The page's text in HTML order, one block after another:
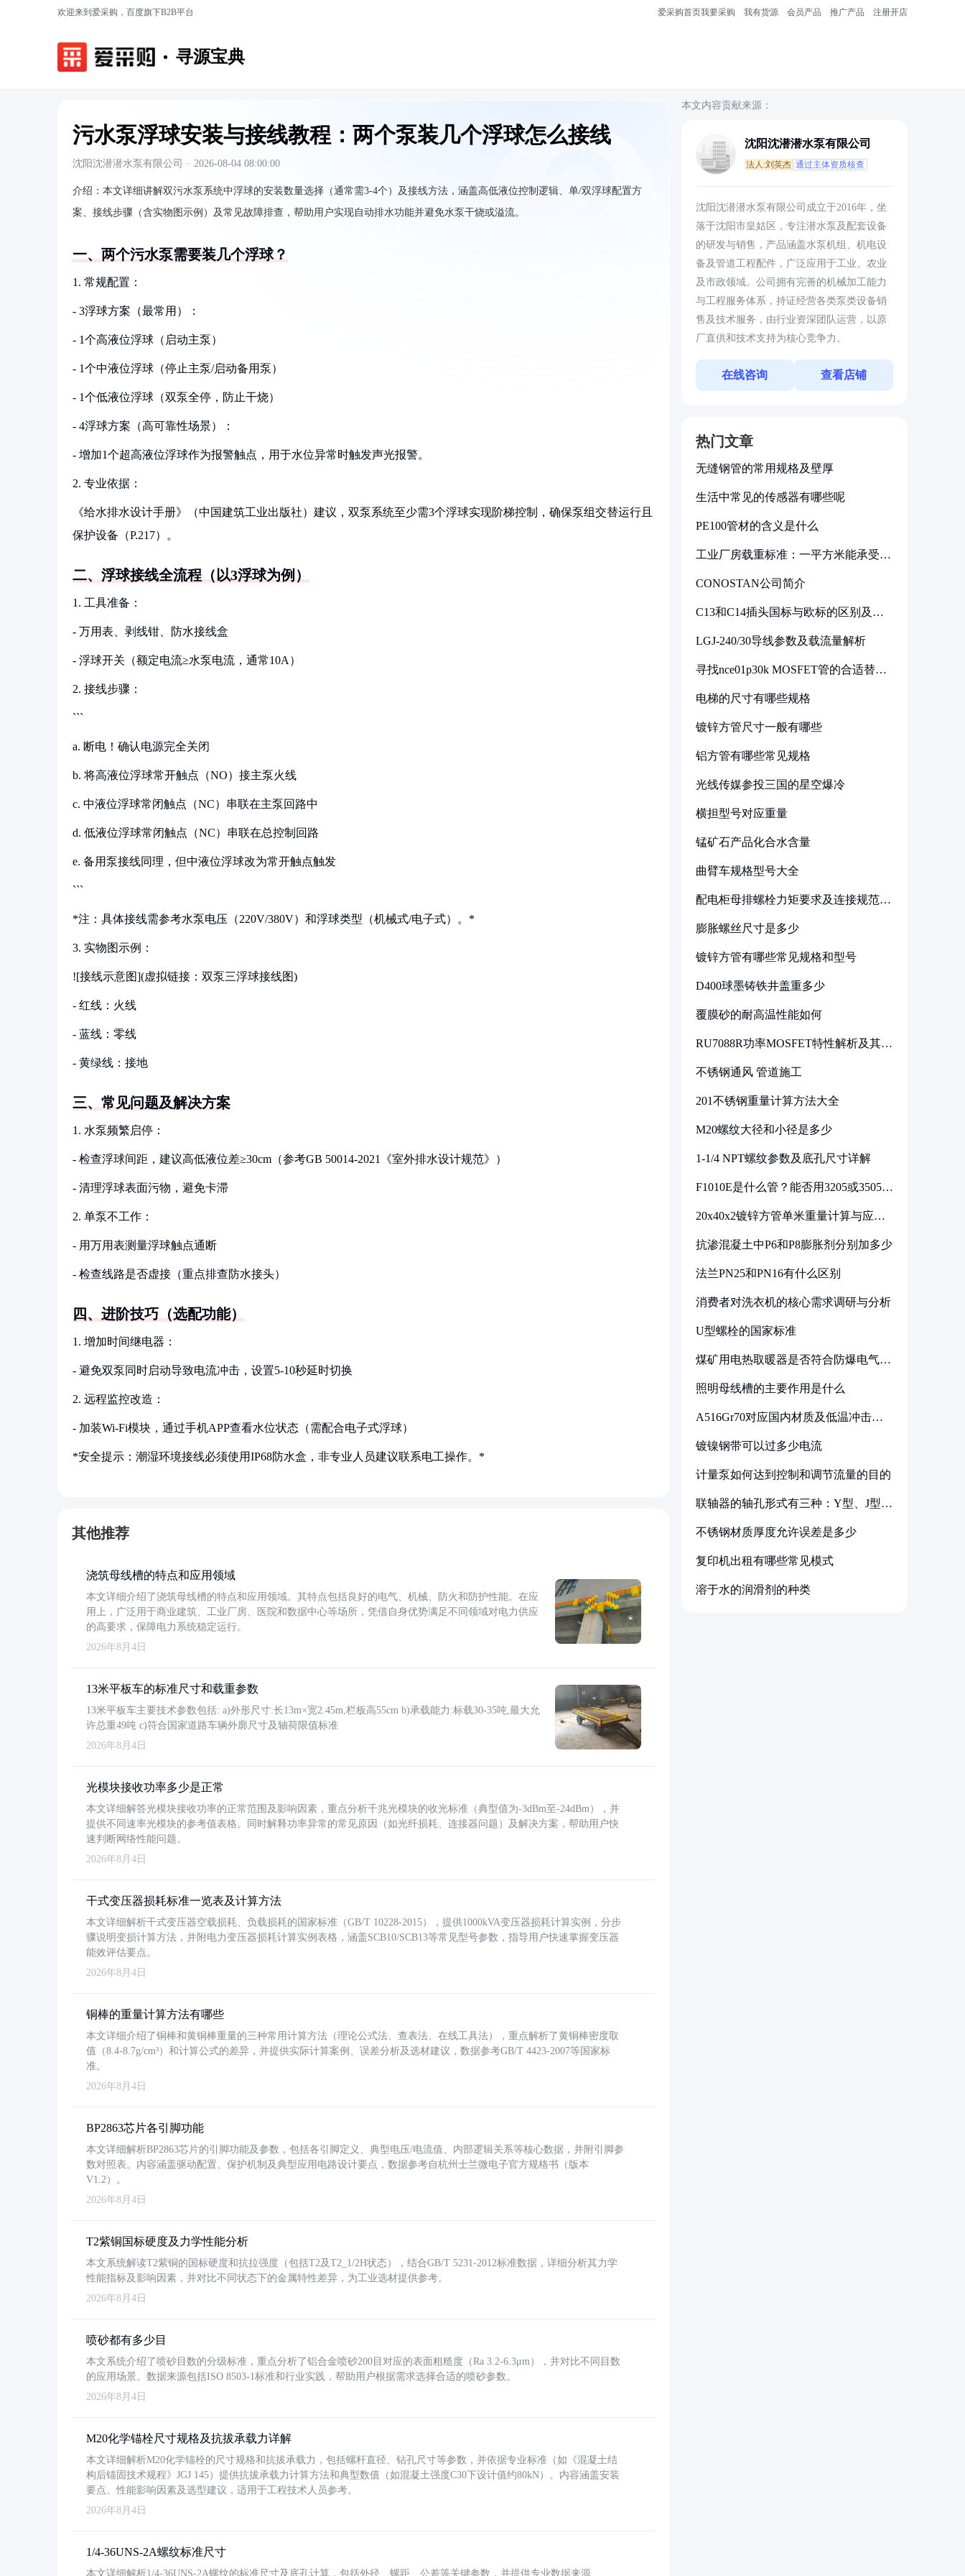
欢迎来到爱采购，百度旗下B2B平台 爱采购首页我要采购 我有货源 会员产品 推广产品 注册开店
寻源宝典
污水泵浮球安装与接线教程：两个泵装几个浮球怎么接线
沈阳沈潜潜水泵有限公司 · 2026-08-04 08:00:00
介绍： 本文详细讲解双污水泵系统中浮球的安装数量选择（通常需3-4个）及接线方法，涵盖高低液位控制逻辑、单/双浮球配置方
案、接线步骤（含实物图示例）及常见故障排查，帮助用户实现自动排水功能并避免水泵干烧或溢流。
一、两个污水泵需要装几个浮球？
1. 常规配置：
- 3浮球方案（最常用）：
- 1个高液位浮球（启动主泵）
- 1个中液位浮球（停止主泵/启动备用泵）
- 1个低液位浮球（双泵全停，防止干烧）
- 4浮球方案（高可靠性场景）：
- 增加1个超高液位浮球作为报警触点，用于水位异常时触发声光报警。
2. 专业依据：
《给水排水设计手册》（中国建筑工业出版社）建议，双泵系统至少需3个浮球实现阶梯控制，确保泵组交替运行且
保护设备（P.217）。
二、浮球接线全流程（以3浮球为例）
1. 工具准备：
- 万用表、剥线钳、防水接线盒
- 浮球开关（额定电流≥水泵电流，通常10A）
2. 接线步骤：
```
a. 断电！确认电源完全关闭
b. 将高液位浮球常开触点（NO）接主泵火线
c. 中液位浮球常闭触点（NC）串联在主泵回路中
d. 低液位浮球常闭触点（NC）串联在总控制回路
e. 备用泵接线同理，但中液位浮球改为常开触点触发
```
*注：具体接线需参考水泵电压（220V/380V）和浮球类型（机械式/电子式）。*
3. 实物图示例：
![接线示意图](虚拟链接：双泵三浮球接线图)
- 红线：火线
- 蓝线：零线
- 黄绿线：接地
三、常见问题及解决方案
1. 水泵频繁启停：
- 检查浮球间距，建议高低液位差≥30cm（参考GB 50014-2021《室外排水设计规范》）
- 清理浮球表面污物，避免卡滞
2. 单泵不工作：
- 用万用表测量浮球触点通断
- 检查线路是否虚接（重点排查防水接头）
四、进阶技巧（选配功能）
1. 增加时间继电器：
- 避免双泵同时启动导致电流冲击，设置5-10秒延时切换
2. 远程监控改造：
- 加装Wi-Fi模块，通过手机APP查看水位状态（需配合电子式浮球）
*安全提示：潮湿环境接线必须使用IP68防水盒，非专业人员建议联系电工操作。*
其他推荐
浇筑母线槽的特点和应用领域
本文详细介绍了浇筑母线槽的特点和应用领域。其特点包括良好的电气、机械、防火和防护性能。在应
用上，广泛用于商业建筑、工业厂房、医院和数据中心等场所，凭借自身优势满足不同领域对电力供应
的高要求，保障电力系统稳定运行。
2026年8月4日
13米平板车的标准尺寸和载重参数
13米平板车主要技术参数包括: a)外形尺寸:长13m×宽2.45m,栏板高55cm b)承载能力:标载30-35吨,最大允
许总重49吨 c)符合国家道路车辆外廓尺寸及轴荷限值标准
2026年8月4日
光模块接收功率多少是正常
本文详细解答光模块接收功率的正常范围及影响因素，重点分析千兆光模块的收光标准（典型值为-3dBm至-24dBm），并
提供不同速率光模块的参考值表格。同时解释功率异常的常见原因（如光纤损耗、连接器问题）及解决方案，帮助用户快
速判断网络性能问题。
2026年8月4日
干式变压器损耗标准一览表及计算方法
本文详细解析干式变压器空载损耗、负载损耗的国家标准（GB/T 10228-2015），提供1000kVA变压器损耗计算实例，分步
骤说明变损计算方法，并附电力变压器损耗计算实例表格，涵盖SCB10/SCB13等常见型号参数，指导用户快速掌握变压器
能效评估要点。
2026年8月4日
铜棒的重量计算方法有哪些
本文详细介绍了铜棒和黄铜棒重量的三种常用计算方法（理论公式法、查表法、在线工具法），重点解析了黄铜棒密度取
值（8.4-8.7g/cm³）和计算公式的差异，并提供实际计算案例、误差分析及选材建议，数据参考GB/T 4423-2007等国家标
准。
2026年8月4日
BP2863芯片各引脚功能
本文详细解析BP2863芯片的引脚功能及参数，包括各引脚定义、典型电压/电流值、内部逻辑关系等核心数据，并附引脚参
数对照表。内容涵盖驱动配置、保护机制及典型应用电路设计要点，数据参考自杭州士兰微电子官方规格书（版本
V1.2）。
2026年8月4日
T2紫铜国标硬度及力学性能分析
本文系统解读T2紫铜的国标硬度和抗拉强度（包括T2及T2_1/2H状态），结合GB/T 5231-2012标准数据，详细分析其力学
性能指标及影响因素，并对比不同状态下的金属特性差异，为工业选材提供参考。
2026年8月4日
喷砂都有多少目
本文系统介绍了喷砂目数的分级标准，重点分析了铝合金喷砂200目对应的表面粗糙度（Ra 3.2-6.3μm），并对比不同目数
的应用场景。数据来源包括ISO 8503-1标准和行业实践，帮助用户根据需求选择合适的喷砂参数。
2026年8月4日
M20化学锚栓尺寸规格及抗拔承载力详解
本文详细解析M20化学锚栓的尺寸规格和抗拔承载力，包括螺杆直径、钻孔尺寸等参数，并依据专业标准（如《混凝土结
构后锚固技术规程》JGJ 145）提供抗拔承载力计算方法和典型数值（如混凝土强度C30下设计值约80kN）。内容涵盖安装
要点、性能影响因素及选型建议，适用于工程技术人员参考。
2026年8月4日
1/4-36UNS-2A螺纹标准尺寸
本文详细解析1/4-36UNS-2A螺纹的标准尺寸及底孔计算，包括外径、螺距、公差等关键参数，并提供专业数据来源
本文内容贡献来源：
沈阳沈潜潜水泵有限公司
法人:刘英杰 通过主体资质核查
沈阳沈潜潜水泵有限公司成立于2016年，坐
落于沈阳市皇姑区，专注潜水泵及配套设备
的研发与销售，产品涵盖水泵机组、机电设
备及管道工程配件，广泛应用于工业、农业
及市政领域。公司拥有完善的机械加工能力
与工程服务体系，持证经营各类泵类设备销
售及技术服务，由行业资深团队运营，以原
厂直供和技术支持为核心竞争力。
在线咨询 查看店铺
热门文章
无缝钢管的常用规格及壁厚
生活中常见的传感器有哪些呢
PE100管材的含义是什么
工业厂房载重标准：一平方米能承受多
CONOSTAN公司简介
C13和C14插头国标与欧标的区别及其
LGJ-240/30导线参数及载流量解析
寻找nce01p30k MOSFET管的合适替代
电梯的尺寸有哪些规格
镀锌方管尺寸一般有哪些
铝方管有哪些常见规格
光线传媒参投三国的星空爆冷
横担型号对应重量
锰矿石产品化合水含量
曲臂车规格型号大全
配电柜母排螺栓力矩要求及连接规范详
膨胀螺丝尺寸是多少
镀锌方管有哪些常见规格和型号
D400球墨铸铁井盖重多少
覆膜砂的耐高温性能如何
RU7088R功率MOSFET特性解析及其在
不锈钢通风 管道施工
201不锈钢重量计算方法大全
M20螺纹大径和小径是多少
1-1/4 NPT螺纹参数及底孔尺寸详解
F1010E是什么管？能否用3205或3505代
20x40x2镀锌方管单米重量计算与应用
抗渗混凝土中P6和P8膨胀剂分别加多少
法兰PN25和PN16有什么区别
消费者对洗衣机的核心需求调研与分析
U型螺栓的国家标准
煤矿用电热取暖器是否符合防爆电气设
照明母线槽的主要作用是什么
A516Gr70对应国内材质及低温冲击要
镀镍钢带可以过多少电流
计量泵如何达到控制和调节流量的目的
联轴器的轴孔形式有三种：Y型、J型、
不锈钢材质厚度允许误差是多少
复印机出租有哪些常见模式
溶于水的润滑剂的种类